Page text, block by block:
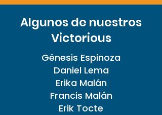
Algunos de nuestros
Victorious
Génesis Espinoza
Daniel Lema
Erika Malán
Francis Malán
Erik Tocte